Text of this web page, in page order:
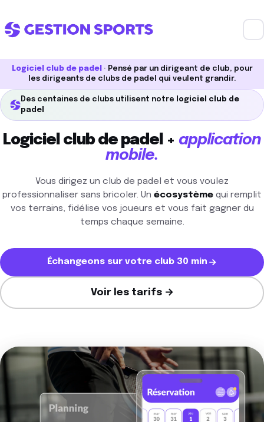
Logiciel club de padel
· Pensé par un dirigeant de club, pour
les dirigeants de clubs de padel qui veulent grandir.
Des centaines de clubs utilisent notre
logiciel club de
padel
Logiciel club de padel +application
mobile.
Vous dirigez un club de padel et vous voulez
professionnaliser sans bricoler. Un écosystème qui remplit
vos terrains, fidélise vos joueurs et vous fait gagner du
temps chaque semaine.
Échangeons sur votre club 30 min
Voir les tarifs →